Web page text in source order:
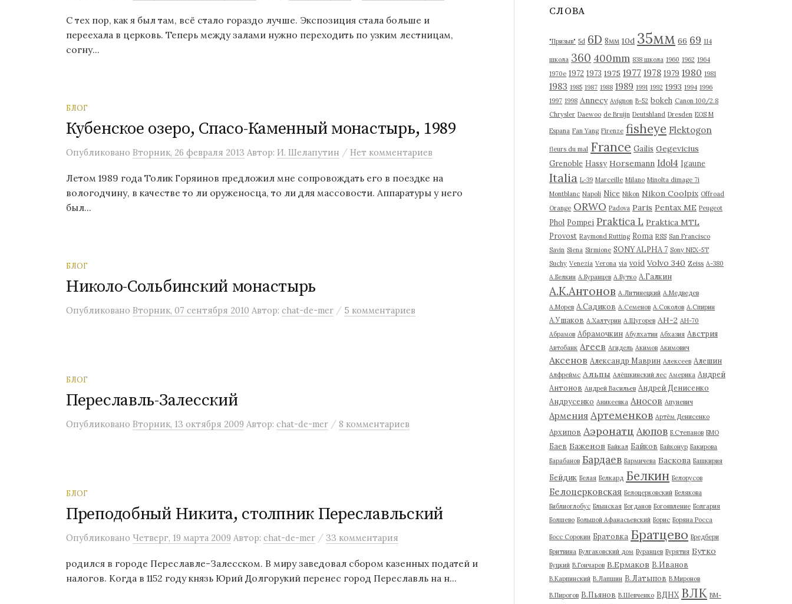
С тех пор, как я был там, всё стало гораздо лучше. Экспозиция стала больше и
переехала в церковь. Теперь между залами нужно переходить по узким лестницам,
согну...
БЛОГ
Кубенское озеро, Спасо-Каменный монастырь, 1989
Опубликовано Вторник, 26 февраля 2013 Автор: И. Шелапутин / Нет комментариев
Летом 1989 года Толик Горяинов предложил мне сопровождать его в поездке на
вологодчину, в качестве то ли оруженосца, то ли для массовости. Аппаратуры у него
был...
БЛОГ
Николо-Сольбинский монастырь
Опубликовано Вторник, 07 сентября 2010 Автор: chat-de-mer / 5 комментариев
БЛОГ
Переславль-Залесский
Опубликовано Вторник, 13 октября 2009 Автор: chat-de-mer / 8 комментариев
БЛОГ
Преподобный Никита, столпник Переславльский
Опубликовано Четверг, 19 марта 2009 Автор: chat-de-mer / 33 комментария
родился в городе Переславле-Залесском. В миру заведовал сбором казенных податей и
налогов. Когда в 1152 году князь Юрий Долгорукий перенес город Переславль на н...
в
СЛОВА
"Призыв" 5d 6D 8мм 10d 35мм 66 69 114
школа 360 400mm 838 школа 1960 1962 1964
1970е 1972 1973 1975 1977 1978 1979 1980 1981
1983 1985 1987 1988 1989 1991 1992 1993 1994 1996
1997 1998 Annecy Avignon B-52 bokeh Canon 100/2.8
Chrysler Daewoo de Bruijn Deutshland Dresden EOS M
Espana Fan Yang Firenze fisheye Flektogon
fleurs du mal France Gailis Gegevicius
Grenoble Hassy Horsemann Idol4 Igaune
Italia L-39 Marceille Milano Minolta dimage 7i
Montblanc Napoli Nice Nikon Nikon Coolpix Offroad
Orange ORWO Padova Paris Pentax ME Peugeot
Phol Pompei Praktica L Praktica MTL
Provost Raymond Rutting Roma RSS San Francisco
Savin Siena Sirmione SONY ALPHA 7 Sony NEX-5T
Suchy Venezia Verona via void Volvo 340 Zeiss А-380
А.Белкин А.Буранцев А.Бутко А.Галкин
А.К.Антонов А.Литинецкий А.Медведев
А.Морев А.Садиков А.Семенов А.Соколов А.Спирин
А.Ушаков А.Халтурин А.Щугорев АН-2 АН-70
Абрамов Абрамочкин Абулхатин Абхазия Австрия
Автобанк Агеев Агидель Акимов Акимович
Аксенов Александр Маврин Алексеев Алешин
Алфреймс Альпы Алёшкинский лес Америка Андрей
Антонов Андрей Васильев Андрей Денисенко
Андрусенко Аникеевка Аносов Апуневич
Армения Артеменков Артём Денисенко
Архипов Аэронатц Аюпов Б.Степанов БМО
Баев Баженов Байкал Байков Байконур Бакирова
Барабанов Бардаев Бармичева Баскова Башкирия
Бейдик Белая Белкард Белкин Белорусов
Белоцерковская Белоцерковский Белякова
Библиоглобус Блынская Богданов Богоявление Болгария
Болшево Большой Афанасьевский Борис Боряна Росса
Босс Сорокин Братовка Братцево Бредбери
Бритвина Булгаковский дом Буранцев Бурятия Бутко
Буцкий В.Гончаров В.Ермаков В.Иванов
В.Карпинский В.Лапшин В.Латыпов В.Миронов
В.Пирогов В.Пьянов В.Шевченко ВДНХ ВЛК ВМ-